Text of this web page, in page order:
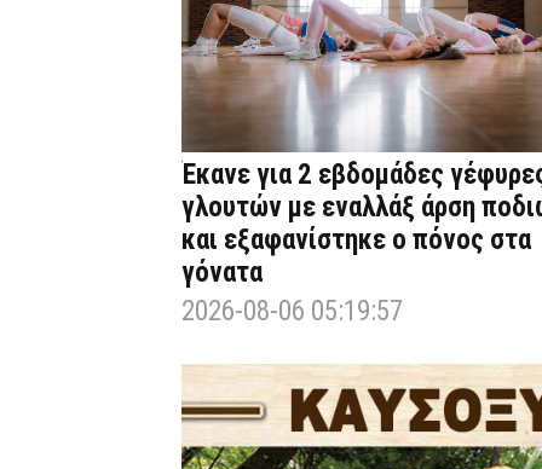
Έκανε για 2 εβδομάδες
γλουτών με εναλλάξ άρση
και εξαφανίστηκε ο πόνος στα
γόνατα
2026-08-06 05:19:57